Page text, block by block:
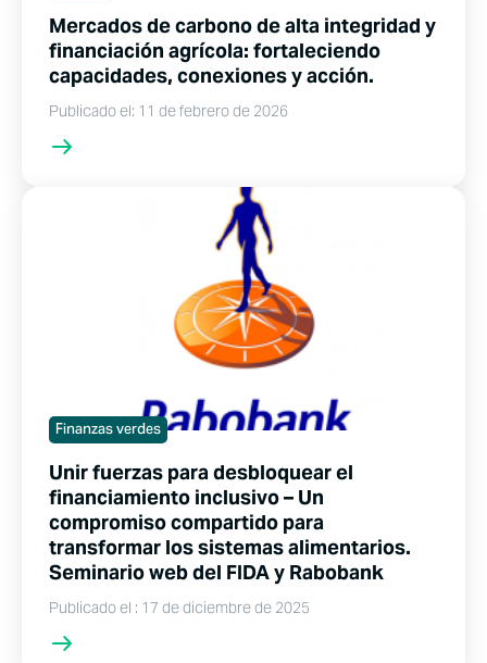
Mercados de carbono de alta integridad y
financiación agrícola: fortaleciendo
capacidades, conexiones y acción.
Publicado el: 11 de febrero de 2026
Finanzas verdes
Unir fuerzas para desbloquear el
financiamiento inclusivo – Un
compromiso compartido para
transformar los sistemas alimentarios.
Seminario web del FIDA y Rabobank
Publicado el : 17 de diciembre de 2025